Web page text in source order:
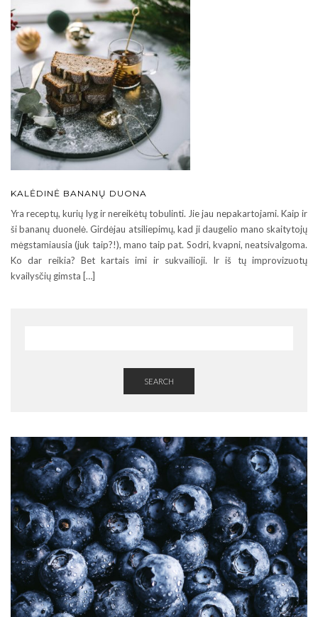
KALĖDINĖ BANANŲ DUONA
Yra receptų, kurių lyg ir nereikėtų tobulinti. Jie jau nepakartojami. Kaip ir
ši bananų duonelė. Girdėjau atsiliepimų, kad ji daugelio mano skaitytojų
mėgstamiausia (juk taip?!), mano taip pat. Sodri, kvapni, neatsivalgoma.
Ko dar reikia? Bet kartais imi ir sukvailioji. Ir iš tų improvizuotų
kvailysčių gimsta […]
SEARCH